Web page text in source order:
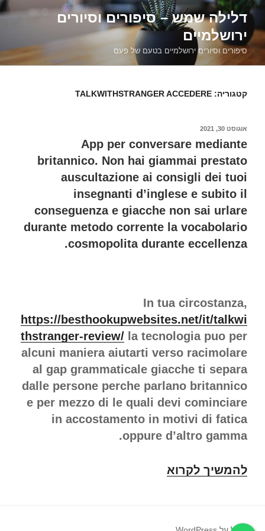
דילוג
לתוכןדלילה שמש – סיפורים וסיורים
ירושלמיים
סיפורים וסיורים ירושלמיים בטעם של פעם
קטגוריה: TALKWITHSTRANGER ACCEDERE
פורסם
אוגוסט 30, 2021
App per conversare mediante
britannico. Non hai giammai prestato
auscultazione ai consigli dei tuoi
insegnanti d’inglese e subito il
conseguenza e giacche non sai urlare
durante metodo corrente la vocabolario
cosmopolita durante eccellenza.
In tua circostanza,
https://besthookupwebsites.net/it/talkwi
thstranger-review/ la tecnologia puo per
alcuni maniera aiutarti verso racimolare
al gap grammaticale giacche ti separa
dalle persone perche parlano britannico
e per mezzo di le quali devi cominciare
in accostamento in motivi di fatica
oppure d’altro gamma.
להמשיך לקרוא